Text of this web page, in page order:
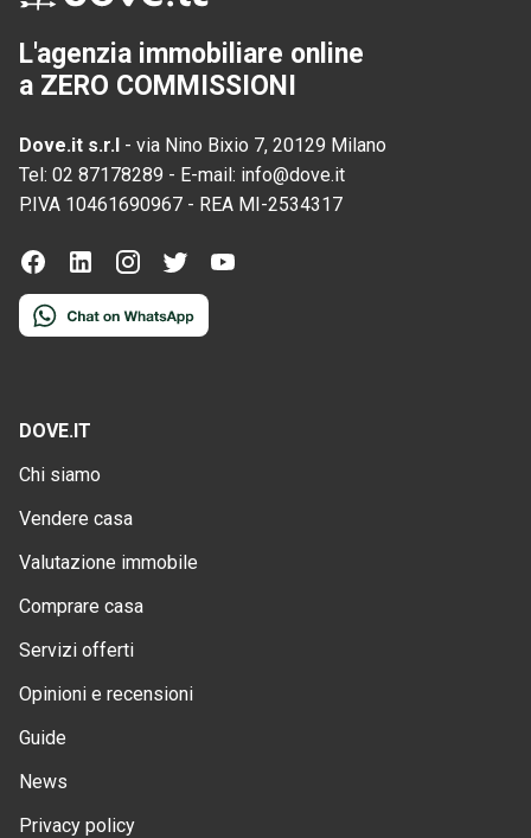
L'agenzia immobiliare online
a ZERO COMMISSIONI
Dove.it s.r.l - via Nino Bixio 7, 20129 Milano
Tel: 02 87178289 - E-mail: info@dove.it
P.IVA 10461690967 - REA MI-2534317
DOVE.IT
Chi siamo
Vendere casa
Valutazione immobile
Comprare casa
Servizi offerti
Opinioni e recensioni
Guide
News
Privacy policy